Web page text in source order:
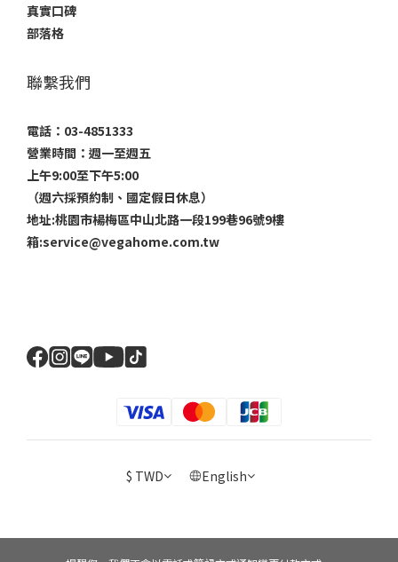
真實口碑
部落格
聯繫我們
電話：03-4851333
營業時間：週一至週五
上午9:00至下午5:00
（週六採預約制、國定假日休息）
地址:桃園市楊梅區中山北路一段199巷96號9樓
箱:service@vegahome.com.tw
$ TWD English